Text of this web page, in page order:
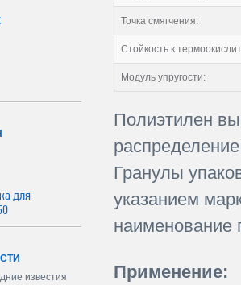
для
известия
Точка смягчения:
Стойкость к
Модуль упругости:
Полиэтилен
Гранулы
указанием
наименование
Применение: